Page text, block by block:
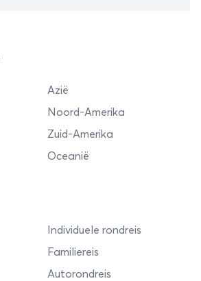
Azië
Noord-Amerika
Zuid-Amerika
Oceanië
Individuele rondreis
Familiereis
Autorondreis